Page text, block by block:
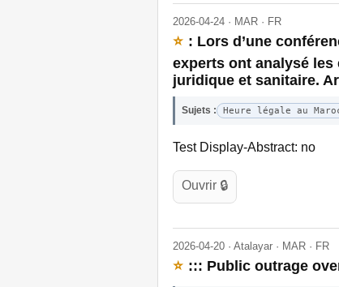
2026-04-24 · MAR · FR
⭐ : Lors d’une
experts ont analysé les
juridique et sanitaire.
Sujets : Heure légale au
Test Display-Abstract: no
Ouvrir 🔒
2026-04-20 · Atalayar · MAR · FR
⭐ ::: Public outrage